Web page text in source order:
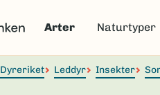
Arter Naturtyper
Dyreriket Leddyr Insekter